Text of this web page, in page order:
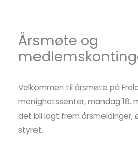
Årsmøte og
Velkommen til årsmøte på
menighetssenter, mandag 18.
det bli lagt frem årsmeldinger,
styret.